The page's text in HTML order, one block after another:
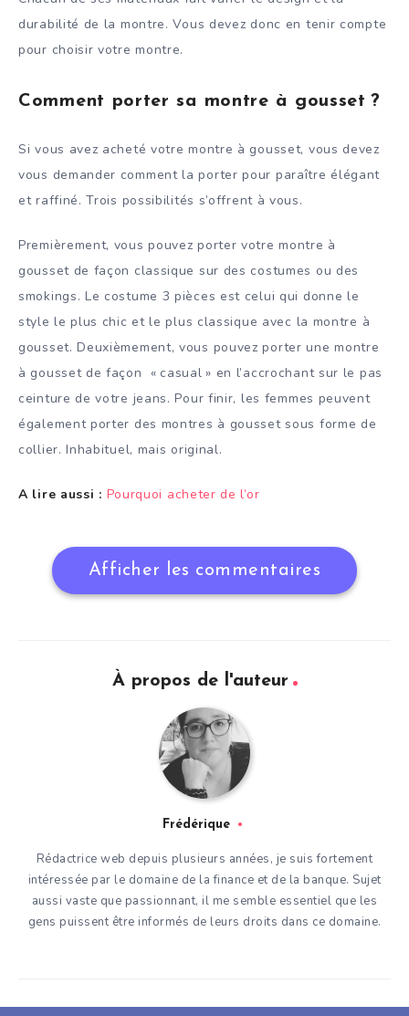
durabilité de la montre. Vous devez donc en tenir compte
pour choisir votre montre.
Comment porter sa montre à gousset ?
Si vous avez acheté votre montre à gousset, vous devez
vous demander comment la porter pour paraître élégant
et raffiné. Trois possibilités s’offrent à vous.
Premièrement, vous pouvez porter votre montre à
gousset de façon classique sur des costumes ou des
smokings. Le costume 3 pièces est celui qui donne le
style le plus chic et le plus classique avec la montre à
gousset. Deuxièmement, vous pouvez porter une montre
à gousset de façon « casual » en l’accrochant sur le pas
ceinture de votre jeans. Pour finir, les femmes peuvent
également porter des montres à gousset sous forme de
collier. Inhabituel, mais original.
A lire aussi : Pourquoi acheter de l’or
Afficher les commentaires
À propos de l'auteur
Frédérique
Rédactrice web depuis plusieurs années, je suis fortement
intéressée par le domaine de la finance et de la banque. Sujet
aussi vaste que passionnant, il me semble essentiel que les
gens puissent être informés de leurs droits dans ce domaine.